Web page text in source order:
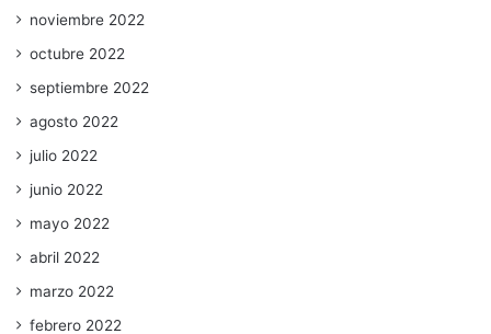
noviembre 2022
octubre 2022
septiembre 2022
agosto 2022
julio 2022
junio 2022
mayo 2022
abril 2022
marzo 2022
febrero 2022